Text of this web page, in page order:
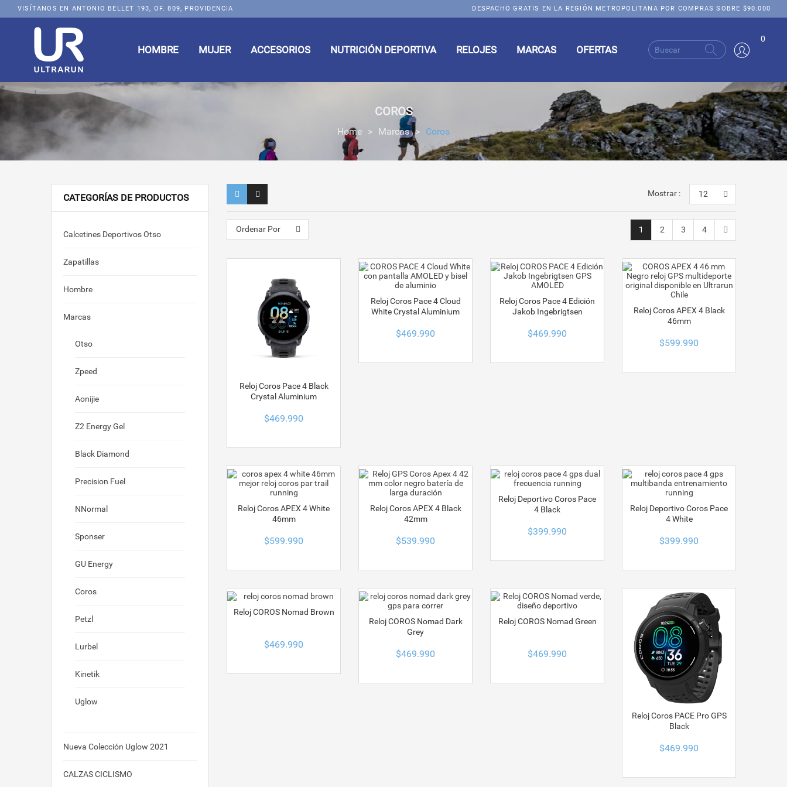
VISÍTANOS EN ANTONIO BELLET 193, OF. 809, PROVIDENCIA DESPACHO GRATIS EN LA REGIÓN METROPOLITANA POR COMPRAS SOBRE $90.000
HOMBRE MUJER ACCESORIOS NUTRICIÓN DEPORTIVA RELOJES MARCAS OFERTAS
0
COROS
Home > Marcas > Coros
CATEGORÍAS DE PRODUCTOS
Calcetines Deportivos Otso
Zapatillas
Hombre
Marcas
Otso
Zpeed
Aonijie
Z2 Energy Gel
Black Diamond
Precision Fuel
NNormal
Sponser
GU Energy
Coros
Petzl
Lurbel
Kinetik
Uglow
Nueva Colección Uglow 2021
CALZAS CICLISMO
Mostrar : 12
Ordenar Por 1 2 3 4
Reloj Coros Pace 4 Black
Crystal Aluminium
$469.990
Reloj Coros Pace 4 Cloud
White Crystal Aluminium
$469.990
Reloj Coros Pace 4 Edición
Jakob Ingebrigtsen
$469.990
Reloj Coros APEX 4 Black
46mm
$599.990
Reloj Coros APEX 4 White
46mm
$599.990
Reloj Coros APEX 4 Black
42mm
$539.990
Reloj Deportivo Coros Pace
4 Black
$399.990
Reloj Deportivo Coros Pace
4 White
$399.990
Reloj COROS Nomad Brown
$469.990
Reloj COROS Nomad Dark
Grey
$469.990
Reloj COROS Nomad Green
$469.990
Reloj Coros PACE Pro GPS
Black
$469.990